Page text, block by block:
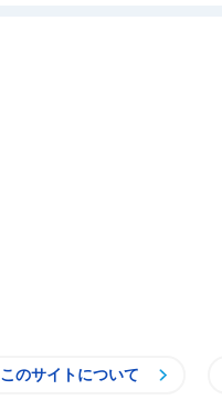
このサイトについて